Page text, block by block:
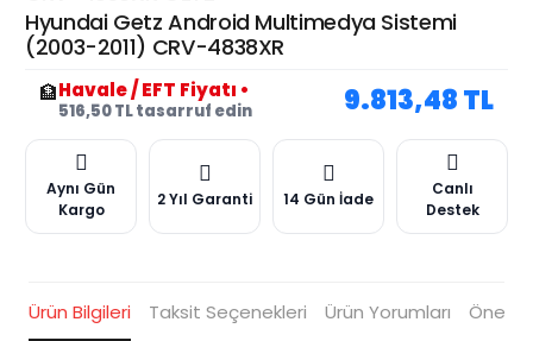
Hyundai Getz Android Multimedya Sistemi
(2003-2011) CRV-4838XR
🏦Havale / EFT Fiyatı •
516,50 TL tasarruf edin 9.813,48 TL
Aynı Gün
Kargo
2 Yıl Garanti 14 Gün İade
Canlı
Destek
Ürün Bilgileri Taksit Seçenekleri Ürün Yorumları